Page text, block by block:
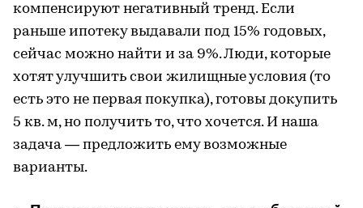
компенсируют негативный тренд. Если
раньше ипотеку выдавали под 15% годовых,
сейчас можно найти и за 9%. Люди, которые
хотят улучшить свои жилищные условия (то
есть это не первая покупка), готовы докупить
5 кв. м, но получить то, что хочется. И наша
задача — предложить ему возможные
варианты.